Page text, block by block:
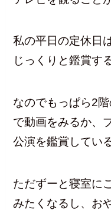
私の平日の定休日
じっくりと鑑賞す
なのでもっぱら2
で動画をみるか、
公演を鑑賞している
ただずーと寝室に
みたくなるし、お